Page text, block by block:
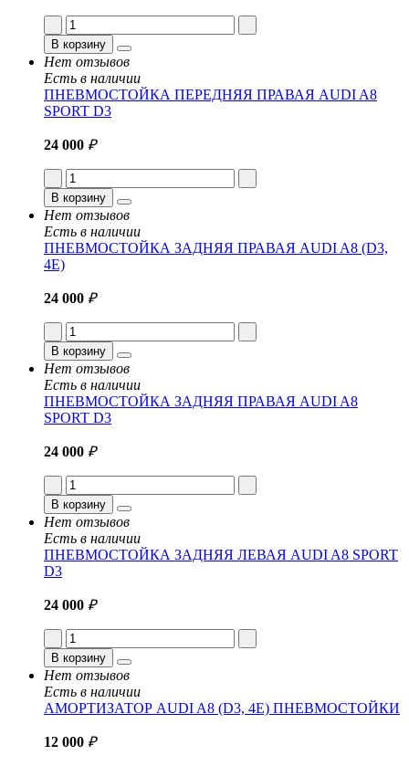
В корзину
Нет отзывов
Есть в наличии
ПНЕВМОСТОЙКА ПЕРЕДНЯЯ ПРАВАЯ AUDI A8
SPORT D3
24 000 ₽
В корзину
Нет отзывов
Есть в наличии
ПНЕВМОСТОЙКА ЗАДНЯЯ ПРАВАЯ AUDI A8 (D3,
4E)
24 000 ₽
В корзину
Нет отзывов
Есть в наличии
ПНЕВМОСТОЙКА ЗАДНЯЯ ПРАВАЯ AUDI A8
SPORT D3
24 000 ₽
В корзину
Нет отзывов
Есть в наличии
ПНЕВМОСТОЙКА ЗАДНЯЯ ЛЕВАЯ AUDI A8 SPORT
D3
24 000 ₽
В корзину
Нет отзывов
Есть в наличии
АМОРТИЗАТОР AUDI A8 (D3, 4E) ПНЕВМОСТОЙКИ
12 000 ₽